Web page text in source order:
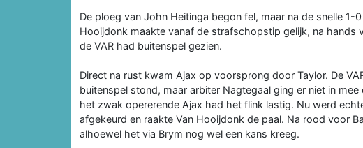
De ploeg van John Heitinga begon fel, maar na de snelle 1-
Hooijdonk maakte vanaf de strafschopstip gelijk, na hands
de VAR had buitenspel gezien.
Direct na rust kwam Ajax op voorsprong door Taylor. De
buitenspel stond, maar arbiter Nagtegaal ging er niet in
het zwak opererende Ajax had het flink lastig. Nu werd
afgekeurd en raakte Van Hooijdonk de paal. Na rood voor
alhoewel het via Brym nog wel een kans kreeg.